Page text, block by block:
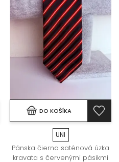
DO KOŠÍKA
UNI
Pánska čierna saténová úzka
kravata s červenými pásikmi